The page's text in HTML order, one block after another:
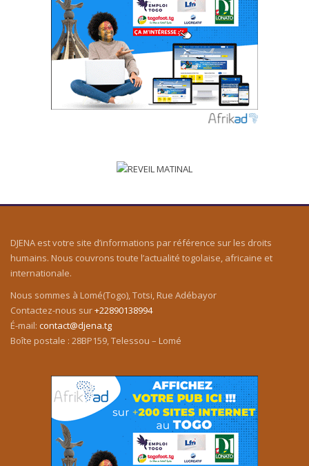
DJENA est votre site d’informations par référence sur les droits
humains. Nous couvrons toute l’actualité togolaise, africaine et
internationale.
Nous sommes à Lomé(Togo), Totsi, Rue Adébayor
Contactez-nous sur+22890138994
É-mail: contact@djena.tg
Boîte postale : 28BP159, Telessou – Lomé